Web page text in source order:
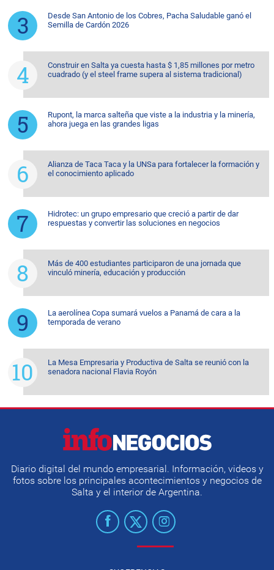
Desde San Antonio de los Cobres, Pacha Saludable ganó el
Semilla de Cardón 2026
Construir en Salta ya cuesta hasta $ 1,85 millones por metro
cuadrado (y el steel frame supera al sistema tradicional)
Rupont, la marca salteña que viste a la industria y la minería,
ahora juega en las grandes ligas
Alianza de Taca Taca y la UNSa para fortalecer la formación y
el conocimiento aplicado
Hidrotec: un grupo empresario que creció a partir de dar
respuestas y convertir las soluciones en negocios
Más de 400 estudiantes participaron de una jornada que
vinculó minería, educación y producción
La aerolínea Copa sumará vuelos a Panamá de cara a la
temporada de verano
La Mesa Empresaria y Productiva de Salta se reunió con la
senadora nacional Flavia Royón
Diario digital del mundo empresarial. Información, videos y
fotos sobre los principales acontecimientos y negocios de
Salta y el interior de Argentina.